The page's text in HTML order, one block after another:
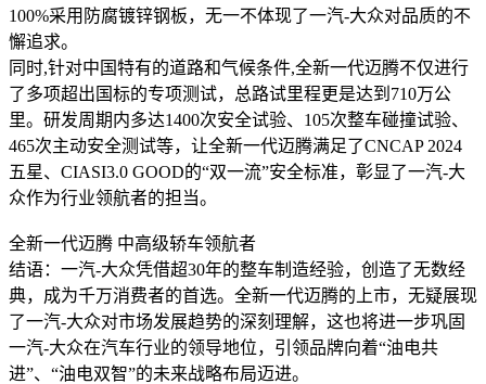
100%采用防腐镀锌钢板，无一不体现了一汽-大众对品质的不
懈追求。
同时,针对中国特有的道路和气候条件,全新一代迈腾不仅进行
了多项超出国标的专项测试，总路试里程更是达到710万公
里。研发周期内多达1400次安全试验、105次整车碰撞试验、
465次主动安全测试等，让全新一代迈腾满足了CNCAP 2024
五星、CIASI3.0 GOOD的“双一流”安全标准，彰显了一汽-大
众作为行业领航者的担当。
全新一代迈腾 中高级轿车领航者
结语：一汽-大众凭借超30年的整车制造经验，创造了无数经
典，成为千万消费者的首选。全新一代迈腾的上市，无疑展现
了一汽-大众对市场发展趋势的深刻理解，这也将进一步巩固
一汽-大众在汽车行业的领导地位，引领品牌向着“油电共
进”、“油电双智”的未来战略布局迈进。